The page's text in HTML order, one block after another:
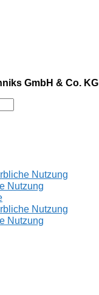
GmbH & Co. KG
Nutzung
Nutzung
Nutzung
Nutzung